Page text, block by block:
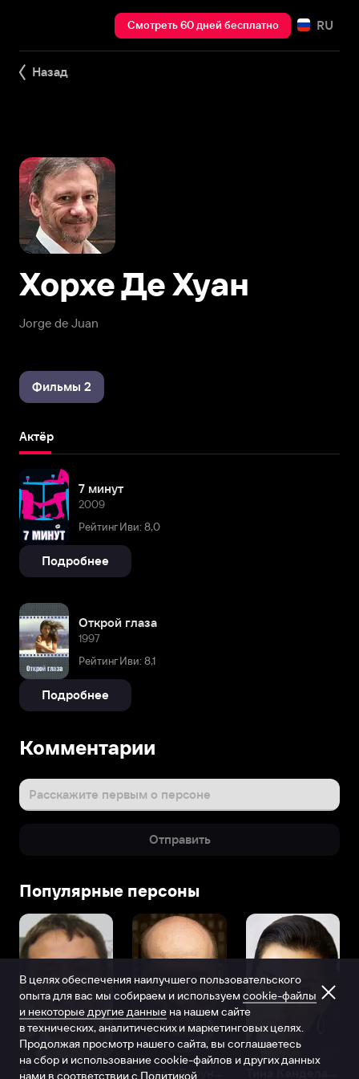
Смотреть 60 дней бесплатно RU
Назад
Jorge de Juan
Хорхе Де Хуан
Фильмы 2
Актёр
7 минут
2009
Рейтинг Иви: 8,0
Подробнее
Открой глаза
1997
Рейтинг Иви: 8,1
Подробнее
Комментарии
Расскажите первым о персоне
Отправить
Популярные персоны
Виталий Шляппо
В целях обеспечения наилучшего пользовательского
опыта для вас мы собираем и используем cookie-файлы
и некоторые другие данные на нашем сайте
в технических, аналитических и маркетинговых целях.
Продолжая просмотр нашего сайта, вы соглашаетесь
на сбор и использование cookie-файлов и других данных
нами в соответствии с Политикой